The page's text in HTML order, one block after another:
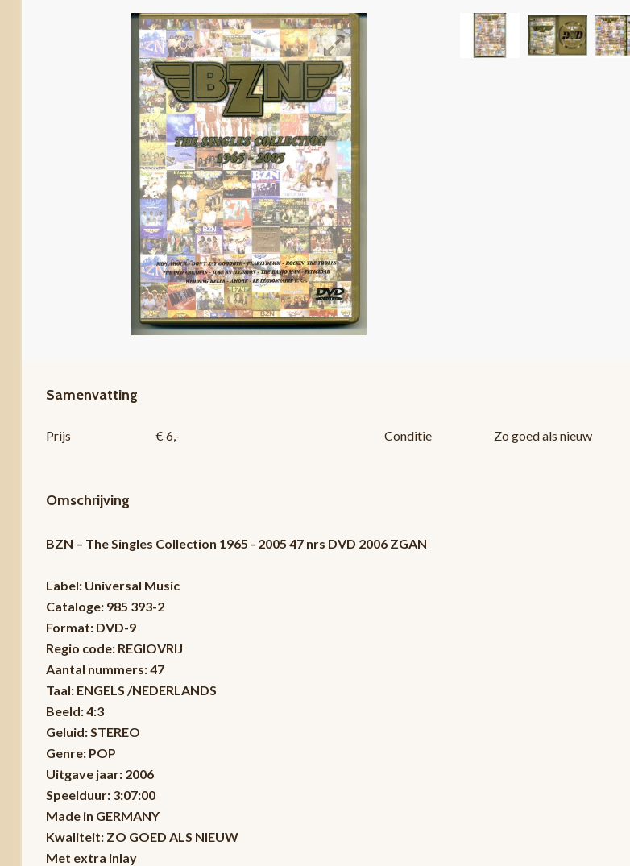
Samenvatting
Prijs € 6,- Conditie Zo goed als nieuw
Omschrijving
BZN – The Singles Collection 1965 - 2005 47 nrs DVD 2006 ZGAN
Label: Universal Music
Cataloge: 985 393-2
Format: DVD-9
Regio code: REGIOVRIJ
Aantal nummers: 47
Taal: ENGELS /NEDERLANDS
Beeld: 4:3
Geluid: STEREO
Genre: POP
Uitgave jaar: 2006
Speelduur: 3:07:00
Made in GERMANY
Kwaliteit: ZO GOED ALS NIEUW
Met extra inlay